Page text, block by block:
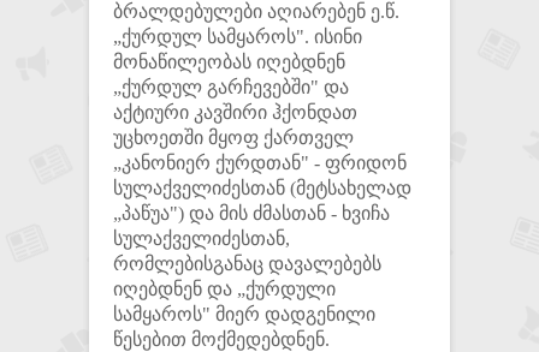
ბრალდებულები აღიარებენ ე.წ.
„ქურდულ სამყაროს". ისინი
მონაწილეობას იღებდნენ
„ქურდულ გარჩევებში" და
აქტიური კავშირი ჰქონდათ
უცხოეთში მყოფ ქართველ
„კანონიერ ქურდთან" - ფრიდონ
სულაქველიძესთან (მეტსახელად
„პაწუა") და მის ძმასთან - ხვიჩა
სულაქველიძესთან,
რომლებისგანაც დავალებებს
იღებდნენ და „ქურდული
სამყაროს" მიერ დადგენილი
წესებით მოქმედებდნენ.